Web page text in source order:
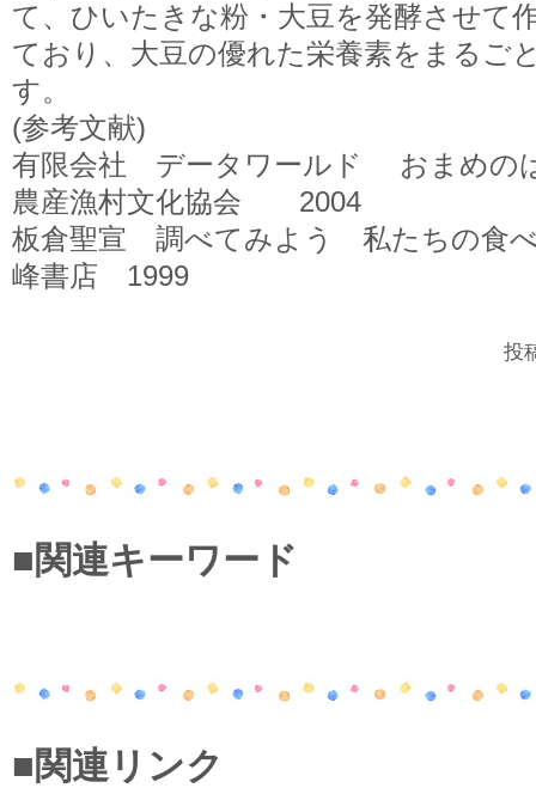
て、ひいたきな粉・大豆を発酵させて
ており、大豆の優れた栄養素をまるご
す。
(参考文献)
有限会社 データワールド おまめ
農産漁村文化協会 2004
板倉聖宣 調べてみよう 私たちの
峰書店 1999
投
■関連キーワード
■関連リンク